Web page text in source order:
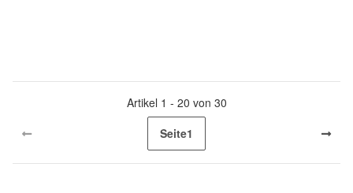
Artikel 1 - 20 von 30
Seite1